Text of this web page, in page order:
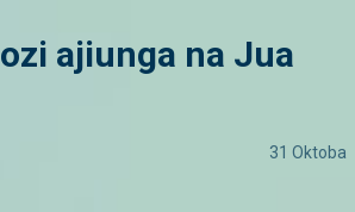
ajiunga na Jua
31 Oktoba